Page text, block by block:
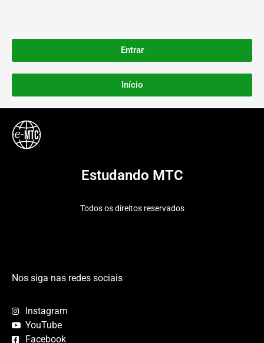
Entrar
Início
Estudando MTC
Todos os direitos reservados
Nos siga nas redes sociais
Instagram
YouTube
Facebook